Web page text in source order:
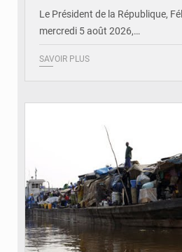
Le Président de la République,
mercredi 5 août 2026,…
SAVOIR PLUS